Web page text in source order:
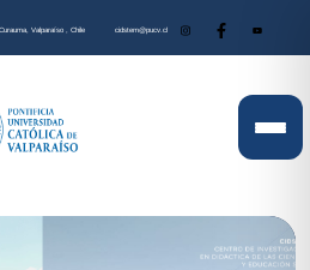
Valparaíso , Chile cidstem@pucv.cl